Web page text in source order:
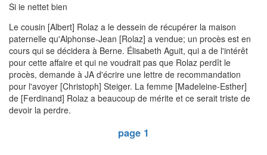
Si ie nettet bien
Le cousin [Albert] Rolaz a le dessein de récupérer la maison
paternelle qu'Alphonse-Jean [Rolaz] a vendue; un procès est en
cours qui se décidera à Berne. Élisabeth Aguit, qui a de l'intérêt
pour cette affaire et qui ne voudrait pas que Rolaz perdît le
procès, demande à JA d'écrire une lettre de recommandation
pour l'avoyer [Christoph] Steiger. La femme [Madeleine-Esther]
de [Ferdinand] Rolaz a beaucoup de mérite et ce serait triste de
devoir la perdre.
page 1